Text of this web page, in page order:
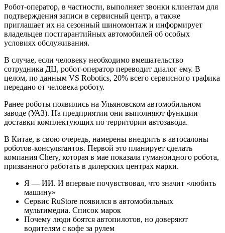
Робот-оператор, в частности, выполняет звонки клиентам для
подтверждения записи в сервисный центр, а также
приглашает их на сезонный шиномонтаж и информирует
владельцев постгарантийных автомобилей об особых
условиях обслуживания.
В случае, если человеку необходимо вмешательство
сотрудника ДЦ, робот-оператор переводит диалог ему. В
целом, по данным VS Robotics, 20% всего сервисного трафика
передано от человека роботу.
Ранее роботы появились на Ульяновском автомобильном
заводе (УАЗ). На предприятии они выполняют функции
доставки комплектующих по территории автозавода.
В Китае, в свою очередь, намерены внедрить в автосалоны
роботов-консультантов. Первой это планирует сделать
компания Chery, которая в мае показала гуманоидного робота,
призванного работать в дилерских центрах марки.
Я — ИИ. И впервые почувствовал, что значит «любить
машину»
Сервис RuStore появился в автомобильных
мультимедиа. Список марок
Почему люди боятся автопилотов, но доверяют
водителям с кофе за рулем